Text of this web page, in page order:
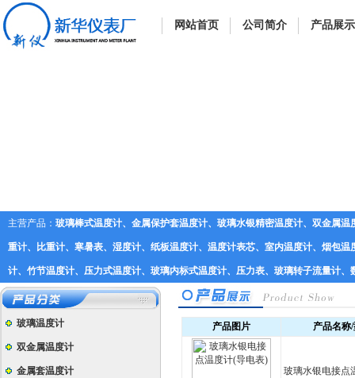
网站首页 公司简介 产品展示
主营产品： 玻璃棒式温度计、金属保护套温度计、玻璃水银精密温度计、双金属
重计、比重计、寒暑表、湿度计、纸板温度计、温度计表芯、室内温度计、烟包
计、竹节温度计、压力式温度计、玻璃内标式温度计、压力表、玻璃转子流量计、
玻璃温度计
双金属温度计
金属套温度计
产品图片 产品名称
玻璃水银电接点